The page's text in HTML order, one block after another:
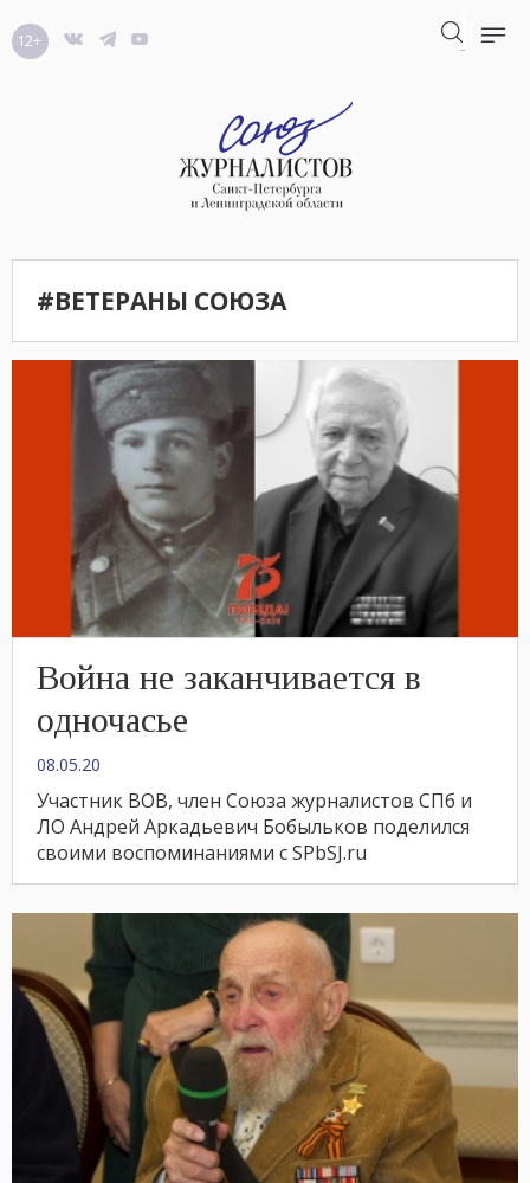
12+
#ВЕТЕРАНЫ СОЮЗА
Война не заканчивается в
одночасье
08.05.20
Участник ВОВ, член Союза журналистов СПб и
ЛО Андрей Аркадьевич Бобыльков поделился
своими воспоминаниями с SPbSJ.ru